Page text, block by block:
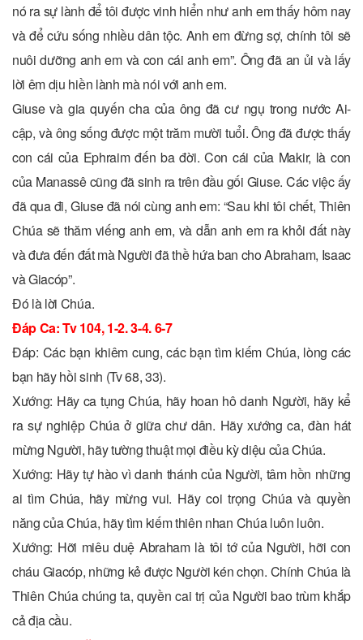
nó ra sự lành để tôi được vinh hiển như anh em thấy hôm nay
và để cứu sống nhiều dân tộc. Anh em đừng sợ, chính tôi sẽ
nuôi dưỡng anh em và con cái anh em”. Ông đã an ủi và lấy
lời êm dịu hiền lành mà nói với anh em.
Giuse và gia quyến cha của ông đã cư ngụ trong nước Ai-
cập, và ông sống được một trăm mười tuổi. Ông đã được thấy
con cái của Ephraim đến ba đời. Con cái của Makir, là con
của Manassê cũng đã sinh ra trên đầu gối Giuse. Các việc ấy
đã qua đi, Giuse đã nói cùng anh em: “Sau khi tôi chết, Thiên
Chúa sẽ thăm viếng anh em, và dẫn anh em ra khỏi đất này
và đưa đến đất mà Người đã thề hứa ban cho Abraham, Isaac
và Giacóp”.
Ðó là lời Chúa.
Ðáp Ca: Tv 104, 1-2. 3-4. 6-7
Ðáp: Các bạn khiêm cung, các bạn tìm kiếm Chúa, lòng các
bạn hãy hồi sinh (Tv 68, 33).
Xướng: Hãy ca tụng Chúa, hãy hoan hô danh Người, hãy kể
ra sự nghiệp Chúa ở giữa chư dân. Hãy xướng ca, đàn hát
mừng Người, hãy tường thuật mọi điều kỳ diệu của Chúa.
Xướng: Hãy tự hào vì danh thánh của Người, tâm hồn những
ai tìm Chúa, hãy mừng vui. Hãy coi trọng Chúa và quyền
năng của Chúa, hãy tìm kiếm thiên nhan Chúa luôn luôn.
Xướng: Hỡi miêu duệ Abraham là tôi tớ của Người, hỡi con
cháu Giacóp, những kẻ được Người kén chọn. Chính Chúa là
Thiên Chúa chúng ta, quyền cai trị của Người bao trùm khắp
cả địa cầu.